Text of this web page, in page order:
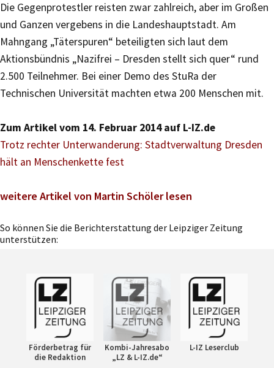
Die Gegenprotestler reisten zwar zahlreich, aber im Großen
und Ganzen vergebens in die Landeshauptstadt. Am
Mahngang „Täterspuren“ beteiligten sich laut dem
Aktionsbündnis „Nazifrei – Dresden stellt sich quer“ rund
2.500 Teilnehmer. Bei einer Demo des StuRa der
Technischen Universität machten etwa 200 Menschen mit.
Zum Artikel vom 14. Februar 2014 auf L-IZ.de
Trotz rechter Unterwanderung: Stadtverwaltung Dresden
hält an Menschenkette fest
weitere Artikel von Martin Schöler lesen
So können Sie die Berichterstattung der Leipziger Zeitung
unterstützen:
Förderbetrag für
die Redaktion
Kombi-Jahresabo
„LZ & L-IZ.de“
L-IZ Leserclub